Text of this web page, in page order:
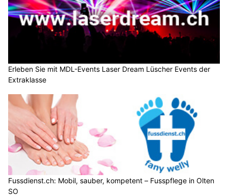
Erleben Sie mit MDL-Events Laser Dream Lüscher Events der
Extraklasse
Fussdienst.ch: Mobil, sauber, kompetent – Fusspflege in Olten
SO